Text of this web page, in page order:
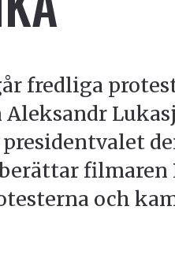
fredliga
filmaren
och